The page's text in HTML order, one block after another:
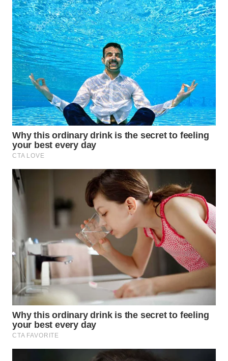
WN
TAPANULI
UTARA
WN
SAMOSIR
WN
PADANG
LAWAS
WN
SUMEDANG
CIANJUR
KEPULAUAN
SERIBU
WN
TANGERANG
WN
BINJAI